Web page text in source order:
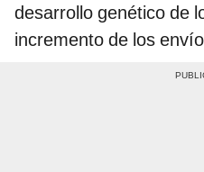
desarrollo genético de
incremento de los